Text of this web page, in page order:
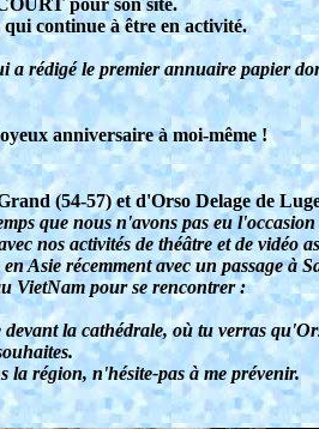
pour son site.
continue à être en activité.
a rédigé le premier annuaire papier
anniversaire à moi-même !
(54-57) et d'Orso Delage de
que nous n'avons pas eu
nos activités de théâtre et de vidéo
Asie récemment avec un passage à
VietNam pour se rencontrer :
la cathédrale, où tu verras
la région, n'hésite-pas à me prévenir.